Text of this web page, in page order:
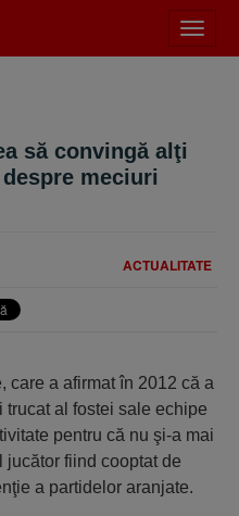
meniu
să convingă alţi
meciuri
ACTUALITATE
care a afirmat în 2012 că a
trucat al fostei sale echipe
pentru că nu şi-a mai
jucător fiind cooptat de
a partidelor aranjate.